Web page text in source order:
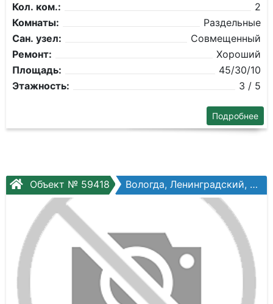
Кол. ком.:
2
Комнаты:
Раздельные
Сан. узел:
Совмещенный
Ремонт:
Хороший
Площадь:
45/30/10
Этажность:
3 / 5
Подробнее
Объект № 59418 Вологда, Ленинградский, Ленинградская ул, №62